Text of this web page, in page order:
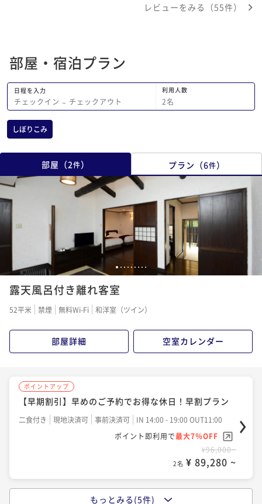
りに美味しい夕食を頂きました。他の宿
く来なかったのかと後悔しきり。 難点
がいくつか。海に向かっての眺望がもう
少し良いといいです。露天風呂では蚊に
刺されてしまい、ムヒ欲しかったです。
駐車場に繋がる道路が狭くぶつけてしま
いました。 しかし、また行きたい宿が
見つかりました。
レビューをみる（55件）
部屋・宿泊プラン
日程を入力
チェックイン − チェックアウト
利用人数
2名
しぼりこみ
部屋 （2件） プラン （6件）
1 2 3 4 56 7 8 9
露天風呂付き離れ客室
52平米 禁煙 無料Wi-Fi 和洋室（ツイン）
部屋詳細 空室カレンダー
ポイントアップ
【早期割引】早めのご予約でお得な休日！早割プラン
二食付き 現地決済可 事前決済可
IN 14:00 - 19:00 OUT11:00
ポイント即利用で最大7％OFF
¥96,000~
2名 ¥ 89,280 ~
もっとみる(5件)